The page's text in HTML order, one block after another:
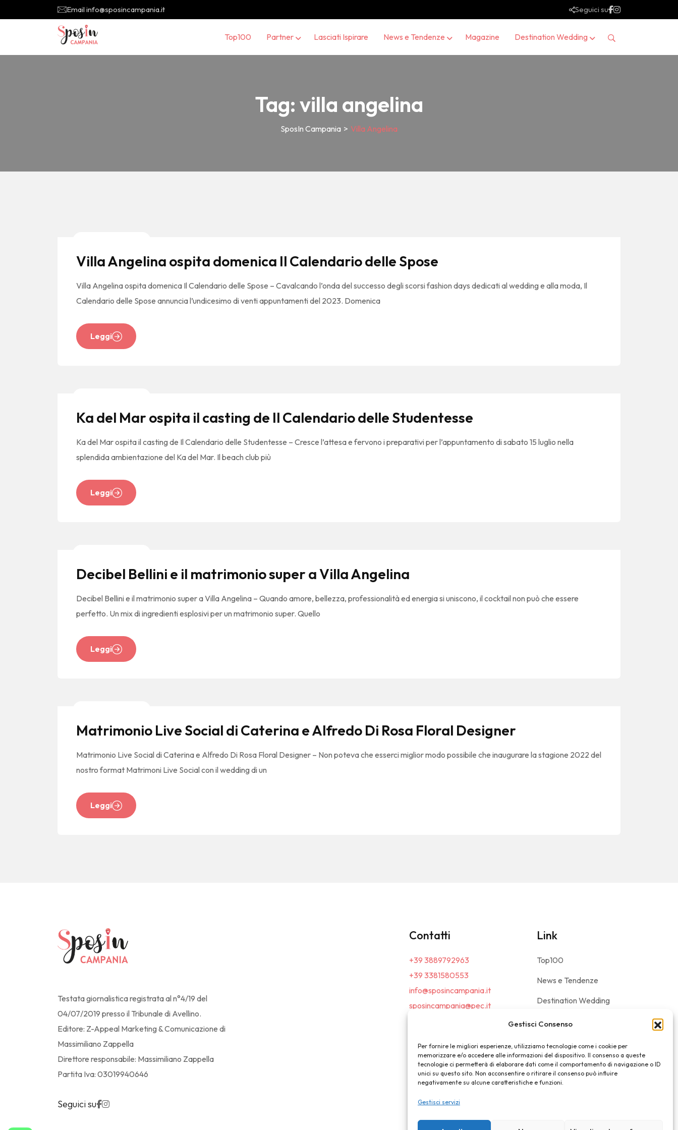
Gestisci Consenso
Per fornire le migliori esperienze, utilizziamo tecnologie come i cookie per
memorizzare e/o accedere alle informazioni del dispositivo. Il consenso a queste
tecnologie ci permetterà di elaborare dati come il comportamento di navigazione o ID
unici su questo sito. Non acconsentire o ritirare il consenso può influire
negativamente su alcune caratteristiche e funzioni.
Gestisci servizi
Email info@sposincampania.it Seguici su
Top100 Partner Lasciati Ispirare News e Tendenze Magazine Destination Wedding
Tag:villa angelina
SposIn Campania > Villa Angelina
Villa Angelina ospita domenica Il Calendario delle Spose
Villa Angelina ospita domenica Il Calendario delle Spose – Cavalcando l’onda del successo degli scorsi fashion days dedicati al wedding e alla moda, Il
Calendario delle Spose annuncia l’undicesimo di venti appuntamenti del 2023. Domenica
Leggi
Ka del Mar ospita il casting de Il Calendario delle Studentesse
Ka del Mar ospita il casting de Il Calendario delle Studentesse – Cresce l’attesa e fervono i preparativi per l’appuntamento di sabato 15 luglio nella
splendida ambientazione del Ka del Mar. Il beach club più
Leggi
Decibel Bellini e il matrimonio super a Villa Angelina
Decibel Bellini e il matrimonio super a Villa Angelina – Quando amore, bellezza, professionalità ed energia si uniscono, il cocktail non può che essere
perfetto. Un mix di ingredienti esplosivi per un matrimonio super. Quello
Leggi
Matrimonio Live Social di Caterina e Alfredo Di Rosa Floral Designer
Matrimonio Live Social di Caterina e Alfredo Di Rosa Floral Designer – Non poteva che esserci miglior modo possibile che inaugurare la stagione 2022 del
nostro format Matrimoni Live Social con il wedding di un
Leggi
Testata giornalistica registrata al n°4/19 del
04/07/2019 presso il Tribunale di Avellino.
Editore: Z-Appeal Marketing & Comunicazione di
Massimiliano Zappella
Direttore responsabile: Massimiliano Zappella
Partita Iva: 03019940646
Seguici su
Contatti
+39 3889792963
+39 3381580553
info@sposincampania.it
sposincampania@pec.it
Link
Top100
News e Tendenze
Destination Wedding
Magazine